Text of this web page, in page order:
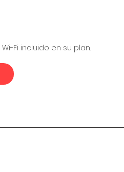
Fi incluido en su plan.